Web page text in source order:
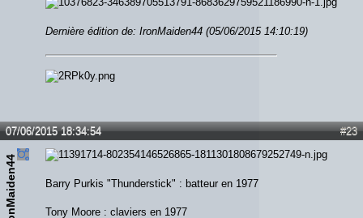
Dernière édition de: IronMaiden44 (05/06/2015 14:10:19)
#23
07/06/2015 18:34:54
IronMaiden44 Barry Purkis "Thunderstick" : batteur en 1977
Tony Moore : claviers en 1977